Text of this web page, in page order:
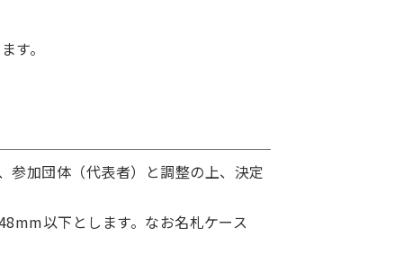
す。
参加団体（代表者）と調整の上、決定
以下とします。なお名札ケース